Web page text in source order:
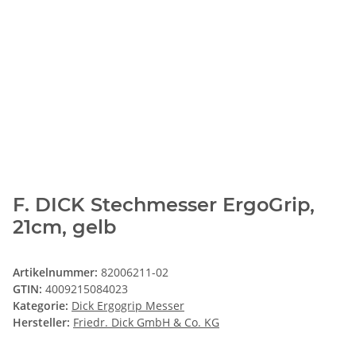
F. DICK Stechmesser ErgoGrip,
21cm, gelb
Artikelnummer: 82006211-02
GTIN: 4009215084023
Kategorie: Dick Ergogrip Messer
Hersteller: Friedr. Dick GmbH & Co. KG